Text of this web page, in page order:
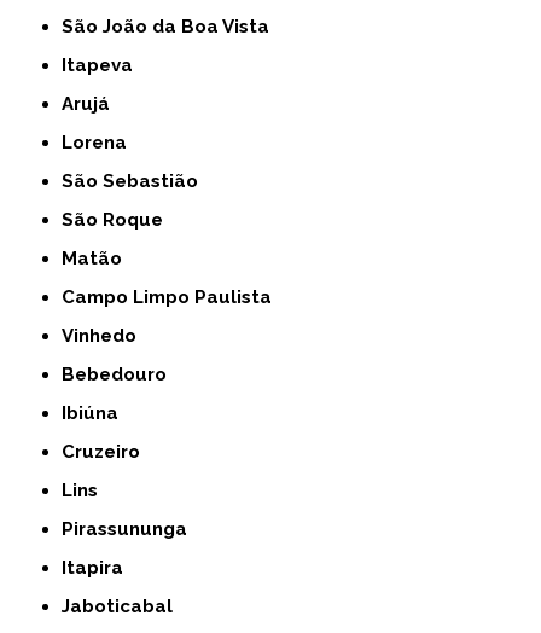
São João da Boa Vista
Itapeva
Arujá
Lorena
São Sebastião
São Roque
Matão
Campo Limpo Paulista
Vinhedo
Bebedouro
Ibiúna
Cruzeiro
Lins
Pirassununga
Itapira
Jaboticabal